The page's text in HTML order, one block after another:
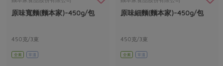
原味寬麵(麵本家)-450g/包
450克/3束
全素 常溫
原味細麵(麵本家)-450g/包
450克/3束
全素 常溫